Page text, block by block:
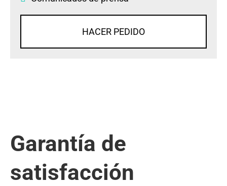
HACER PEDIDO
Garantía de
satisfacción